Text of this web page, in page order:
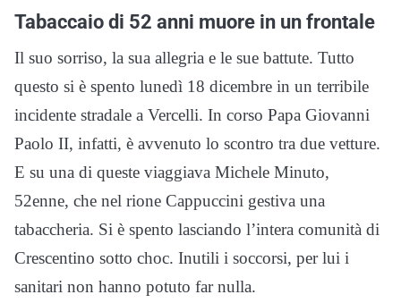
Tabaccaio di 52 anni muore in un frontale
Il suo sorriso, la sua allegria e le sue battute. Tutto
questo si è spento lunedì 18 dicembre in un terribile
incidente stradale a Vercelli. In corso Papa Giovanni
Paolo II, infatti, è avvenuto lo scontro tra due vetture.
E su una di queste viaggiava Michele Minuto,
52enne, che nel rione Cappuccini gestiva una
tabaccheria. Si è spento lasciando l’intera comunità di
Crescentino sotto choc. Inutili i soccorsi, per lui i
sanitari non hanno potuto far nulla.